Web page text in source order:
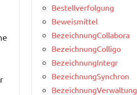
Bestellverfolgung
Beweismittel
BezeichnungCollabora
BezeichnungColligo
BezeichnungIntegr
BezeichnungSynchron
BezeichnungVerwaltung